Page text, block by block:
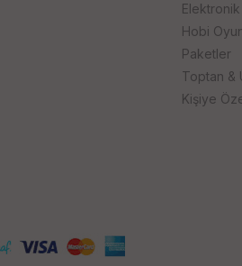
Elektronik
Hobi
Paketler
Toptan &
Kişiye